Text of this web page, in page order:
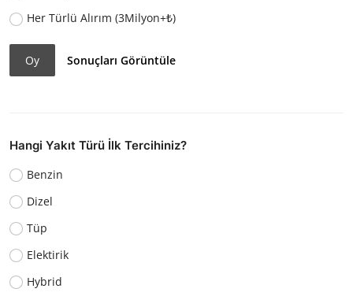
Her Türlü Alırım (3Milyon+₺)
Oy Sonuçları Görüntüle
Hangi Yakıt Türü İlk Tercihiniz?
Benzin
Dizel
Tüp
Elektirik
Hybrid